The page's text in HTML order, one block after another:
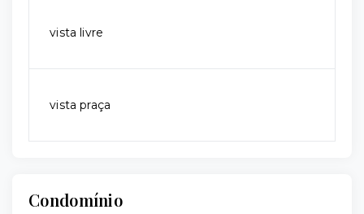
vista livre
vista praça
Condomínio